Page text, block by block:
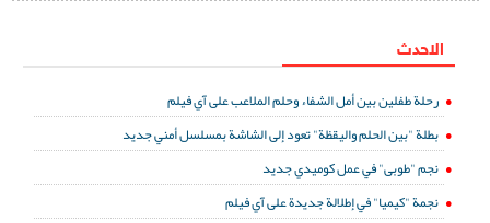
الاحدث
رحلة طفلين بين أمل الشفاء وحلم الملاعب على آي فيلم
بطلة "بين الحلم واليقظة" تعود إلى الشاشة بمسلسل أمني جديد
نجم "طوبى" في عمل كوميدي جديد
نجمة "كيميا" في إطلالة جديدة على آي فيلم